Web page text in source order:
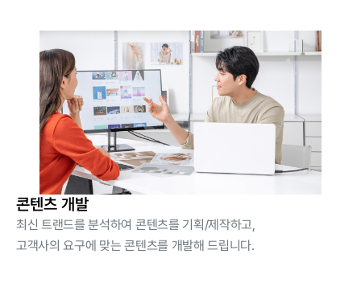
콘텐츠 개발
최신 트랜드를 분석하여 콘텐츠를 기획/제작하고,
고객사의 요구에 맞는 콘텐츠를 개발해 드립니다.